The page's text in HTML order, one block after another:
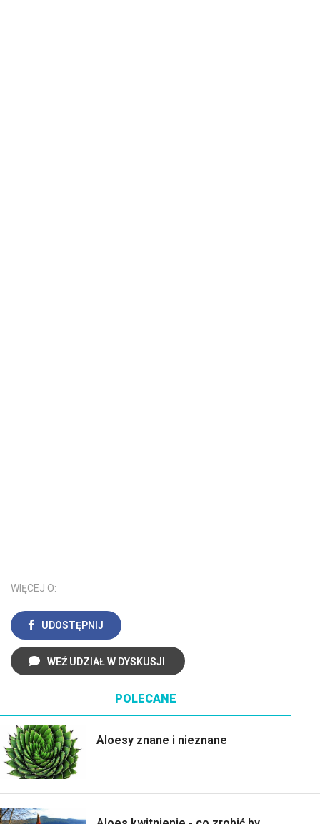
WIĘCEJ O:
UDOSTĘPNIJ
WEŹ UDZIAŁ W DYSKUSJI
POLECANE
Aloesy znane i nieznane